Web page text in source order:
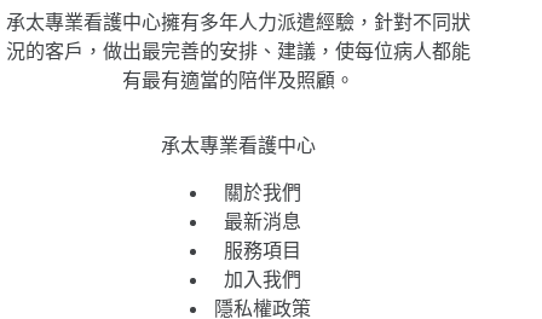
承太專業看護中心擁有多年人力派遣經驗，針對不同狀
況的客戶，做出最完善的安排、建議，使每位病人都能
有最有適當的陪伴及照顧。
承太專業看護中心
關於我們
最新消息
服務項目
加入我們
隱私權政策